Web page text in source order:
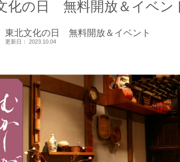
化の日 無料開放＆イベン
東北文化の日 無料開放＆イベント
更新日： 2023.10.04